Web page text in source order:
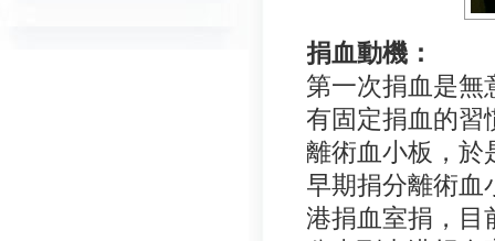
捐血動機：
第一次捐血是無
有固定捐血的習
離術血小板，於
早期捐分離術血
港捐血室捐，目